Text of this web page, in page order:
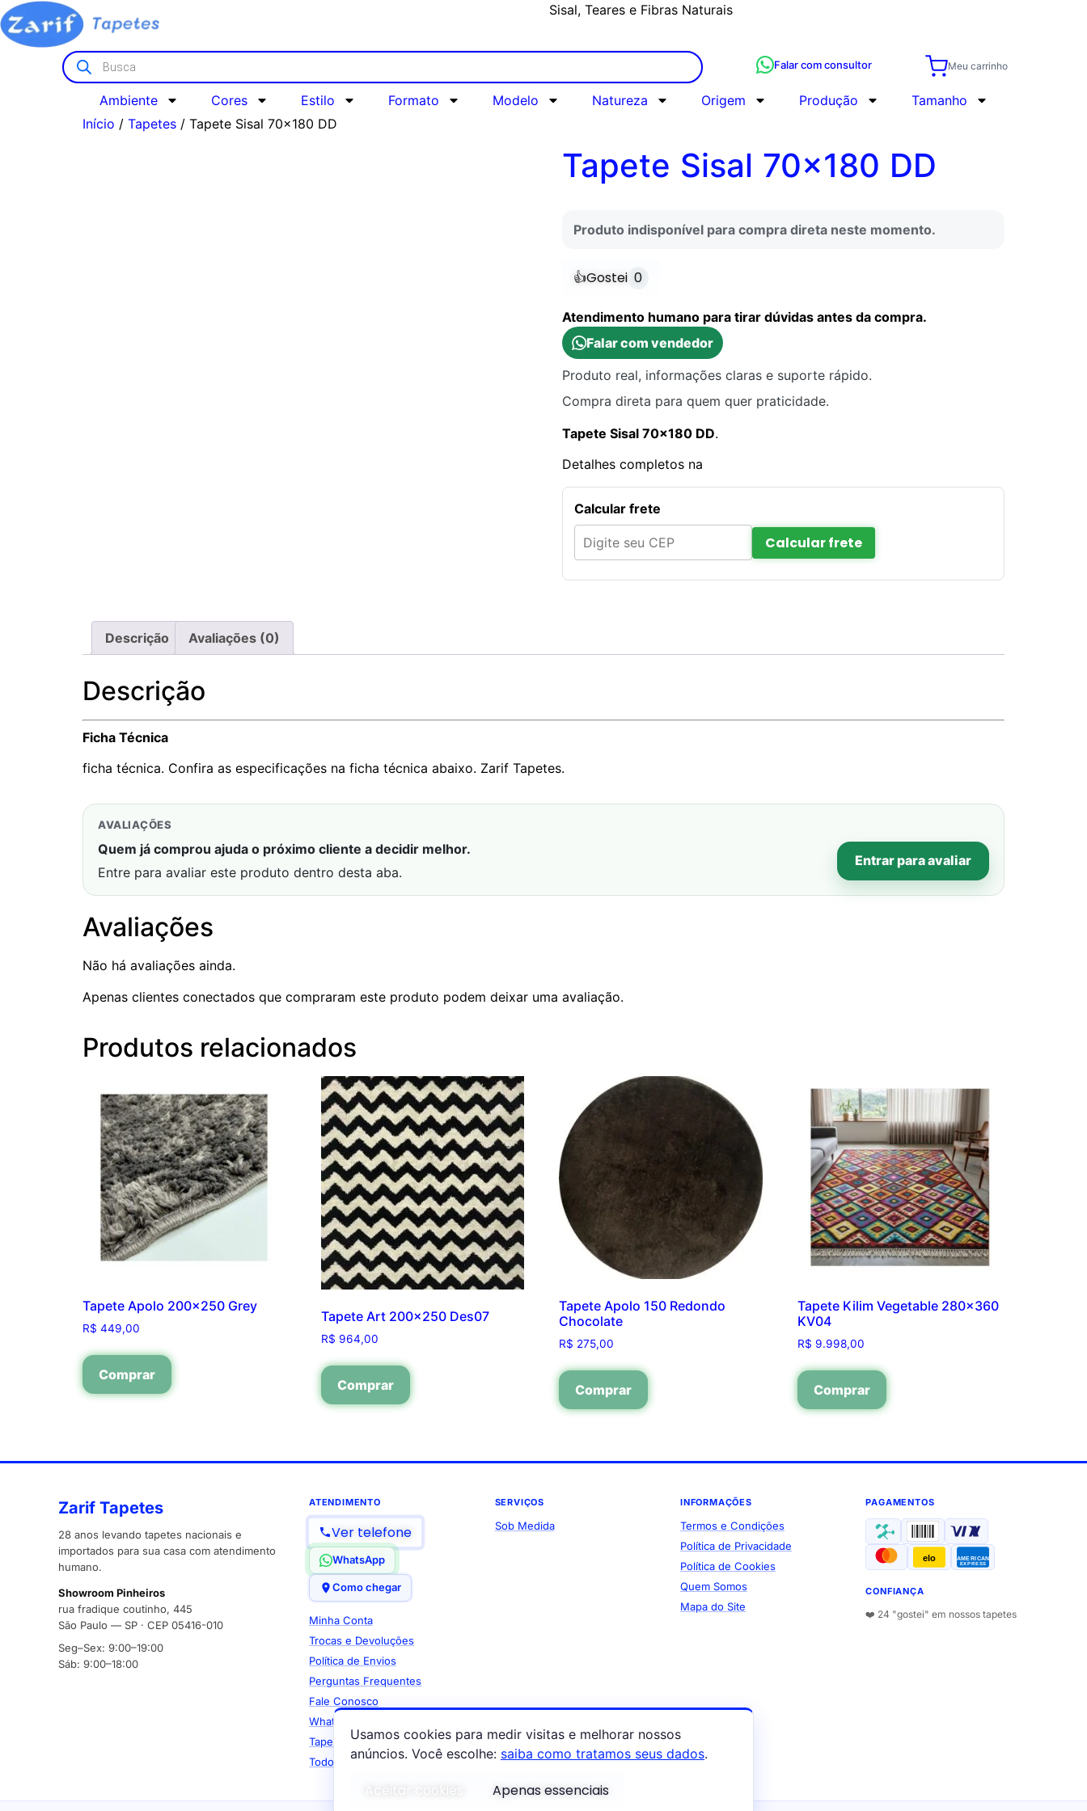
Sisal, Teares e Fibras Naturais
Meu carrinho
Falar com consultor
Ambiente Cores Estilo Formato Modelo Natureza Origem Produção
Tamanho
Início / Tapetes / Tapete Sisal 70×180 DD
Tapete Sisal 70×180 DD
Produto indisponível para compra direta neste momento.
👍Gostei 0
Atendimento humano para tirar dúvidas antes da compra.
Falar com vendedor
Produto real, informações claras e suporte rápido.
Compra direta para quem quer praticidade.
Tapete Sisal 70×180 DD.
Detalhes completos na
Calcular frete
Calcular frete
Descrição Avaliações (0)
Descrição
Ficha Técnica
ficha técnica. Confira as especificações na ficha técnica abaixo. Zarif Tapetes.
AVALIAÇÕES
Quem já comprou ajuda o próximo cliente a decidir melhor.
Entre para avaliar este produto dentro desta aba.
Entrar para avaliar
Avaliações
Não há avaliações ainda.
Apenas clientes conectados que compraram este produto podem deixar uma avaliação.
Produtos relacionados
Tapete Apolo 200×250 Grey
R$ 449,00
Comprar
Tapete Art 200×250 Des07
R$ 964,00
Comprar
Tapete Apolo 150 Redondo
Chocolate
R$ 275,00
Comprar
Tapete Kilim Vegetable 280×360
KV04
R$ 9.998,00
Comprar
Zarif Tapetes
28 anos levando tapetes nacionais e
importados para sua casa com atendimento
humano.
Showroom Pinheiros
rua fradique coutinho, 445
São Paulo — SP · CEP 05416-010
Seg–Sex: 9:00–19:00
Sáb: 9:00–18:00
ATENDIMENTO
Ver telefone
WhatsApp
Como chegar
Minha Conta
Trocas e Devoluções
Política de Envios
Perguntas Frequentes
Fale Conosco
WhatsApp
Tapetes Mais Procurados
Todos os Tapetes
SERVIÇOS
Sob Medida
INFORMAÇÕES
Termos e Condições
Política de Privacidade
Política de Cookies
Quem Somos
Mapa do Site
PAGAMENTOS
elo AMERICAN
EXPRESS
CONFIANÇA
❤️ 24 "gostei" em nossos tapetes
Usamos cookies para medir visitas e melhorar nossos
anúncios. Você escolhe: saiba como tratamos seus dados.
Apenas essenciais